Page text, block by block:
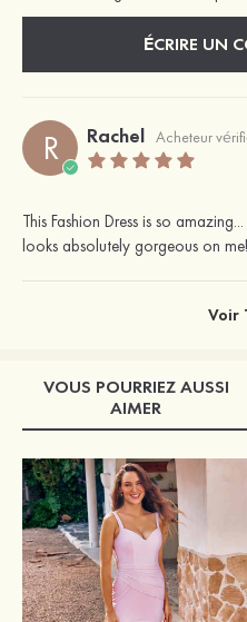
ÉCRIRE UN
R Rachel Acheteur
This Fashion Dress is so
looks absolutely gorgeous on me!
Voir
VOUS POURRIEZ AUSSI
AIMER